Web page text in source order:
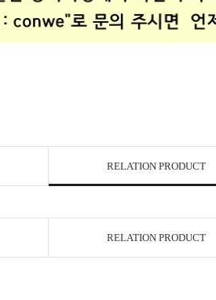
RELATION PRODUCT
RELATION PRODUCT